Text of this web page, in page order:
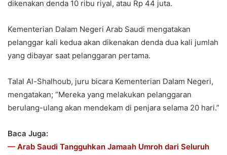
dikenakan denda 10 ribu riyal, atau Rp 44 juta.
Kementerian Dalam Negeri Arab Saudi mengatakan
pelanggar kali kedua akan dikenakan denda dua kali jumlah
yang dibayar saat pelanggaran pertama.
Talal Al-Shalhoub, juru bicara Kementerian Dalam Negeri,
mengatakan; “Mereka yang melakukan pelanggaran
berulang-ulang akan mendekam di penjara selama 20 hari.”
Baca Juga:
— Arab Saudi Tangguhkan Jamaah Umroh dari Seluruh